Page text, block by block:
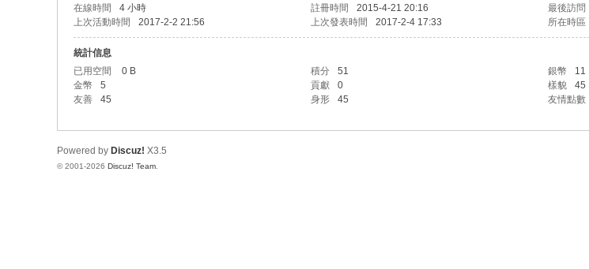
在線時間
4 小時 註冊時間 2015-4-21 20:16 最後訪問
上次活動時間
2017-2-2 21:56 上次發表時間 2017-2-4 17:33 所在時區
統計信息
已用空間
0 B 積分 51 銀幣
11
金幣
5 貢獻 0 樣貌
45
友善
45 身形 45 友情點數
Powered by Discuz! X3.5
© 2001-2026 Discuz! Team